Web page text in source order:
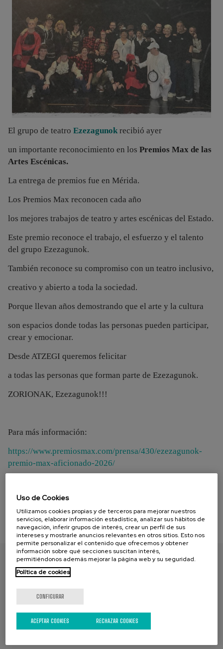
El grupo de teatro Ezezagunok recibió ayer
un importante reconocimiento en los Premios Max de las
Artes Escénicas.
La entrega de premios fue en Mérida.
Los Premios Max reconocen cada año
los mejores trabajos de teatro y artes escénicas del Estado.
Este premio reconoce el trabajo, el esfuerzo y el talento
del grupo Ezezagunok.
También reconoce su compromiso con un teatro inclusivo,
creativo y abierto a toda la sociedad.
Porque llevan años demostrando que el arte y la cultura
son espacios donde todas las personas pueden participar,
crear y emocionar.
Desde ATZEGI queremos felicitar
a todas las personas que forman parte de Ezezagunok.
ZORIONAK, Ezezagunok!!!
Para más información:
https://www.premiosmax.com/prensa/430/ezezagunok-
premio-max-aficionado-2026/
ENCUENTRA TU PAPEL
Uso de Cookies
Utilizamos cookies propias y de terceros para mejorar nuestros
servicios, elaborar información estadística, analizar sus hábitos de
navegación, inferir grupos de interés, crear un perfil de sus
intereses y mostrarle anuncios relevantes en otros sitios. Esto nos
permite personalizar el contenido que ofrecemos y obtener
información sobre qué secciones suscitan interés,
permitiéndonos además mejorar la página web y su seguridad.
Política de cookies
CONFIGURAR
RECHAZAR COOKIES
ACEPTAR COOKIES